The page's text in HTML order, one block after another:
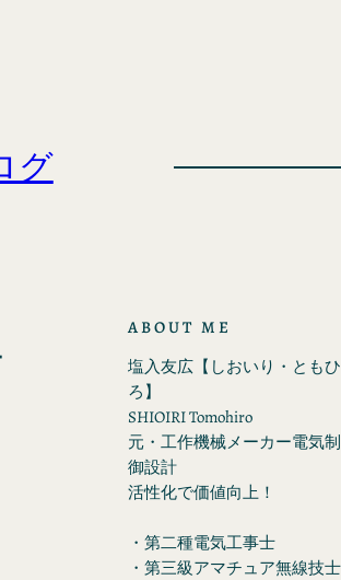
グ
ABOUT ME
塩入友広【しおいり・ともひ
ろ】
SHIOIRI Tomohiro
元・工作機械メーカー電気制
御設計
活性化で価値向上！
・第二種電気工事士
・第三級アマチュア無線技士